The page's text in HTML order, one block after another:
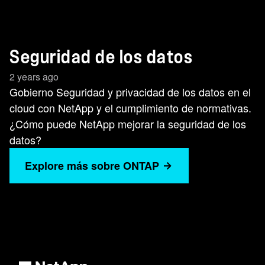
Seguridad de los datos
2 years ago
Gobierno Seguridad y privacidad de los datos en el
cloud con NetApp y el cumplimiento de normativas.
¿Cómo puede NetApp mejorar la seguridad de los
datos?
Explore más sobre ONTAP